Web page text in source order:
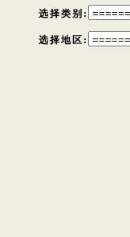
选择类别:
选择地区: